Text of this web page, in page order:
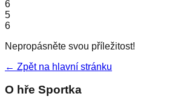
6
5
6
Nepropásněte svou příležitost!
← Zpět na hlavní stránku
O hře Sportka